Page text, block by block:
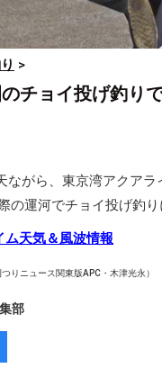
>
チョイ投げ釣り
ながら、東京湾アクア
の運河でチョイ投げ釣り
天気＆風波情報
りニュース関東版APC・木津光永）
部